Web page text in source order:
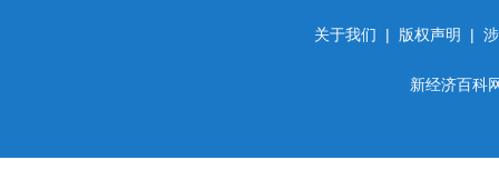
关于我们 | 版权声明 |
新经济百科